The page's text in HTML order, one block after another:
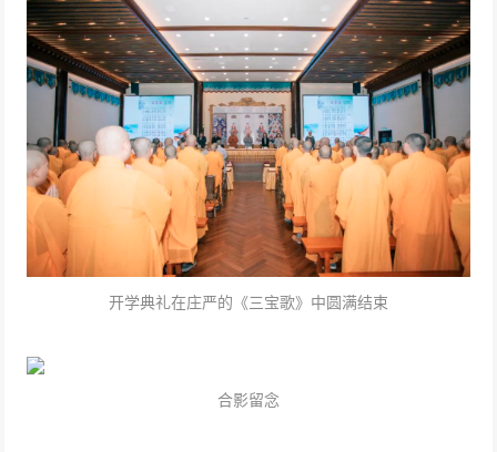
开学典礼在庄严的《三宝歌》中圆满结束
合影留念